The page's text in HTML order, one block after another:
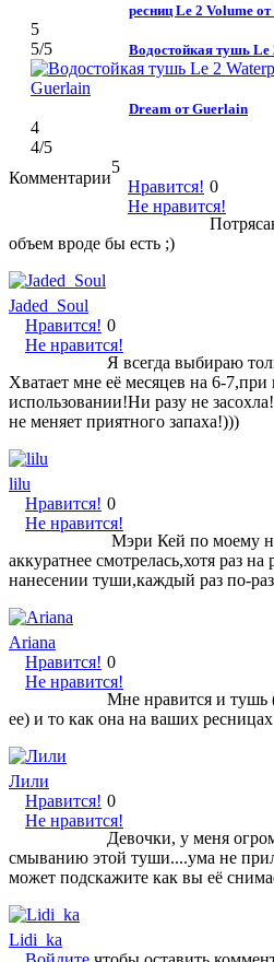
ресниц Le 2 Volume
5
5/5 Водостойкая тушь Le
Dream от Guerlain
4
4/5
Комментарии
5
Нравится!
Не нравится!
0
объем вроде бы есть ;)
Jaded_Soul
Нравится!
Не нравится!
0
Я всегда выбираю
Хватает мне её месяцев на 6-
использовании!Ни разу не
не меняет приятного запаха!)))
lilu
Нравится!
Не нравится!
0
Мэри Кей по моему
аккуратнее смотрелась,хотя раз
нанесении туши,каждый раз по-
Ariana
Нравится!
Не нравится!
0
Мне нравится и
ее) и то как она на ваших
Лили
Нравится!
Не нравится!
0
Девочки, у меня
смыванию этой туши....ума не
может подскажите как вы её
Lidi_ka